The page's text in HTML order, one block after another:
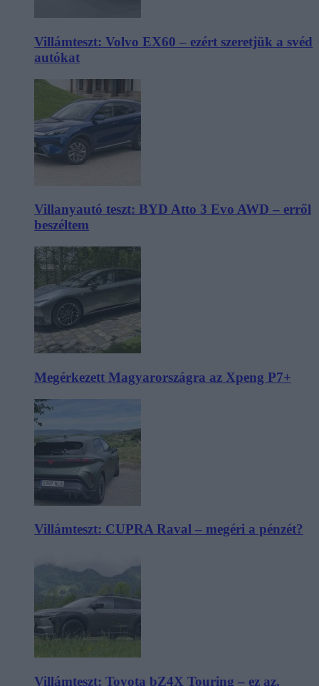
Villámteszt: Volvo EX60 – ezért szeretjük a svéd
autókat
Villanyautó teszt: BYD Atto 3 Evo AWD – erről
beszéltem
Megérkezett Magyarországra az Xpeng P7+
Villámteszt: CUPRA Raval – megéri a pénzét?
Villámteszt: Toyota bZ4X Touring – ez az,